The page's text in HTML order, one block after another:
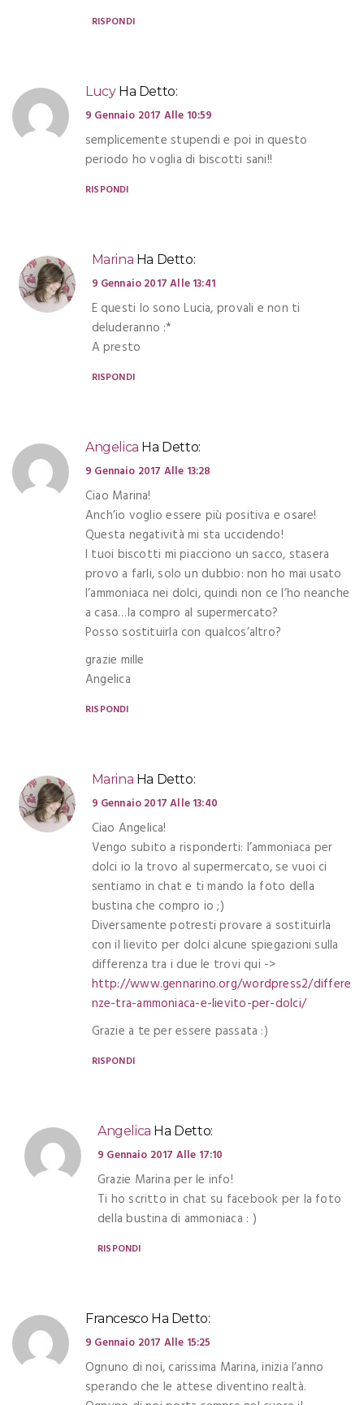
RISPONDI
Lucy Ha Detto:
9 Gennaio 2017 Alle 10:59
semplicemente stupendi e poi in questo
periodo ho voglia di biscotti sani!!
RISPONDI
Marina Ha Detto:
9 Gennaio 2017 Alle 13:41
E questi lo sono Lucia, provali e non ti
deluderanno :*
A presto
RISPONDI
Angelica Ha Detto:
9 Gennaio 2017 Alle 13:28
Ciao Marina!
Anch’io voglio essere più positiva e osare!
Questa negatività mi sta uccidendo!
I tuoi biscotti mi piacciono un sacco, stasera
provo a farli, solo un dubbio: non ho mai usato
l’ammoniaca nei dolci, quindi non ce l’ho neanche
a casa…la compro al supermercato?
Posso sostituirla con qualcos’altro?
grazie mille
Angelica
RISPONDI
Marina Ha Detto:
9 Gennaio 2017 Alle 13:40
Ciao Angelica!
Vengo subito a risponderti: l’ammoniaca per
dolci io la trovo al supermercato, se vuoi ci
sentiamo in chat e ti mando la foto della
bustina che compro io ;)
Diversamente potresti provare a sostituirla
con il lievito per dolci alcune spiegazioni sulla
differenza tra i due le trovi qui ->
http://www.gennarino.org/wordpress2/differe
nze-tra-ammoniaca-e-lievito-per-dolci/
Grazie a te per essere passata :)
RISPONDI
Angelica Ha Detto:
9 Gennaio 2017 Alle 17:10
Grazie Marina per le info!
Ti ho scritto in chat su facebook per la foto
della bustina di ammoniaca : )
RISPONDI
Francesco Ha Detto:
9 Gennaio 2017 Alle 15:25
Ognuno di noi, carissima Marina, inizia l’anno
sperando che le attese diventino realtà.